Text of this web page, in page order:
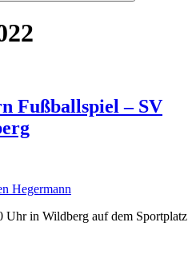
Fußballspiel – SV
Hegermann
Uhr in Wildberg auf dem Sportplatz